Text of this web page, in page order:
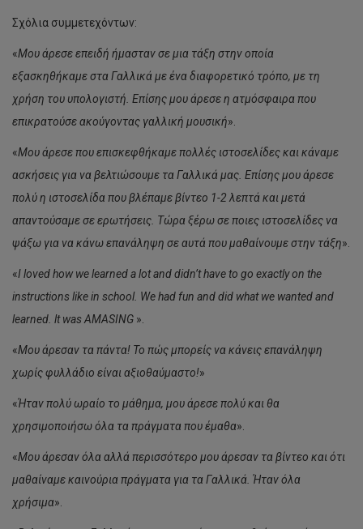
Σχόλια συμμετεχόντων:
«Μου άρεσε επειδή ήμασταν σε μια τάξη στην οποία
εξασκηθήκαμε στα Γαλλικά με ένα διαφορετικό τρόπο, με τη
χρήση του υπολογιστή. Επίσης μου άρεσε η ατμόσφαιρα που
επικρατούσε ακούγοντας γαλλική μουσική».
«Μου άρεσε που επισκεφθήκαμε πολλές ιστοσελίδες και κάναμε
ασκήσεις για να βελτιώσουμε τα Γαλλικά μας. Επίσης μου άρεσε
πολύ η ιστοσελίδα που βλέπαμε βίντεο 1-2 λεπτά και μετά
απαντούσαμε σε ερωτήσεις. Τώρα ξέρω σε ποιες ιστοσελίδες να
ψάξω για να κάνω επανάληψη σε αυτά που μαθαίνουμε στην τάξη».
«I loved how we learned a lot and didn’t have to go exactly on the
instructions like in school. We had fun and did what we wanted and
learned. lt was AMASING ».
«Μου άρεσαν τα πάντα! Το πώς μπορείς να κάνεις επανάληψη
χωρίς φυλλάδιο είναι αξιοθαύμαστο!»
«Ήταν πολύ ωραίο το μάθημα, μου άρεσε πολύ και θα
χρησιμοποιήσω όλα τα πράγματα που έμαθα».
«Μου άρεσαν όλα αλλά περισσότερο μου άρεσαν τα βίντεο και ότι
μαθαίναμε καινούρια πράγματα για τα Γαλλικά. Ήταν όλα
χρήσιμα».